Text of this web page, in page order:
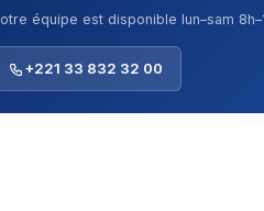
équipe est disponible lun–sam
+221 33 832 32 00